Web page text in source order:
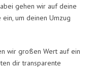
gehen wir auf deine
um deinen Umzug
wir großen Wert auf ein
dir transparente